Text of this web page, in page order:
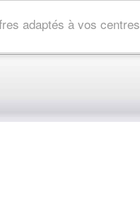
adaptés à vos centres